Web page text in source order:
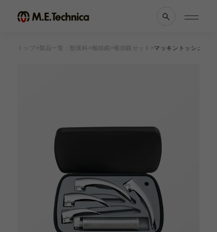
滅菌トレー
ブランド一覧
関する指針
よくあるご質問
採用情報
お知らせ
トップ 製品一覧：獣医科 喉頭鏡 喉頭鏡セット マッキントッシュブ